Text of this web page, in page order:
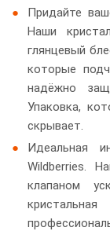
Придайте
Наши
глянцевый
которые
надёжно
Упаковка,
скрывает.
Идеальная
Wildberries.
клапаном